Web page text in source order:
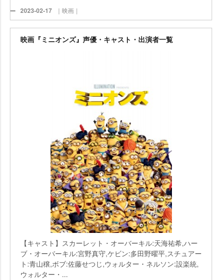
2023-02-17 ｜映画｜
映画『ミニオンズ』声優・キャスト・出演者一覧
【キャスト】スカーレット・オーバーキル:天海祐希,ハー
ブ・オーバーキル:宮野真守,ケビン:多田野曜平,スチュアー
ト:青山穣,ボブ:佐藤せつじ,ウォルター・ネルソン:設楽統,
ウォルター・...